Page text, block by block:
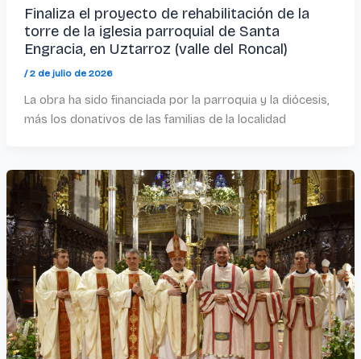
Finaliza el proyecto de rehabilitación de la
torre de la iglesia parroquial de Santa
Engracia, en Uztarroz (valle del Roncal)
/2 de julio de 2026
La obra ha sido financiada por la parroquia y la diócesis,
más los donativos de las familias de la localidad